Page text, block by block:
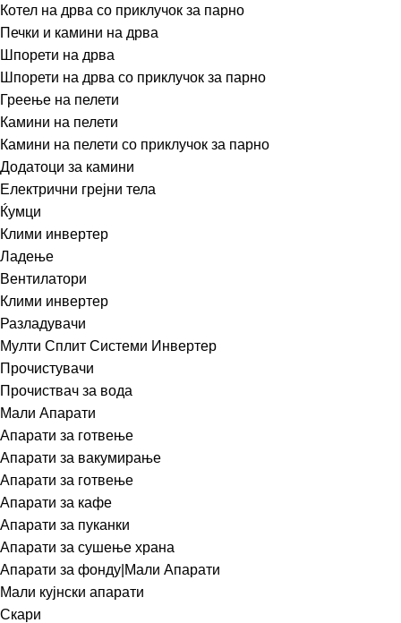
Котел на дрва со приклучок за парно
Печки и камини на дрва
Шпорети на дрва
Шпорети на дрва со приклучок за парно
Греење на пелети
Камини на пелети
Камини на пелети со приклучок за парно
Додатоци за камини
Електрични грејни тела
Ќумци
Клими инвертер
Ладење
Вентилатори
Клими инвертер
Разладувачи
Мулти Сплит Системи Инвертер
Прочистувачи
Прочиствач за вода
Мали Апарати
Апарати за готвење
Апарати за вакумирање
Апарати за готвење
Апарати за кафе
Апарати за пуканки
Апарати за сушење храна
Апарати за фонду|Мали Апарати
Мали кујнски апарати
Скари